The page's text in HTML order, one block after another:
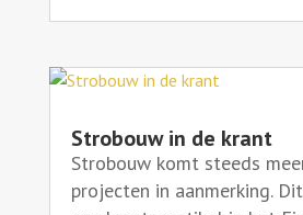
Strobouw in de krant
Strobouw komt steeds
projecten in aanmerking.